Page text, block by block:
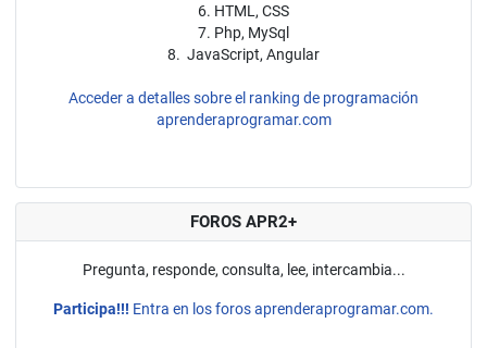
6. HTML, CSS
7. Php, MySql
8. JavaScript, Angular
Acceder a detalles sobre el ranking de programación
aprenderaprogramar.com
FOROS APR2+
Pregunta, responde, consulta, lee, intercambia...
Participa!!! Entra en los foros aprenderaprogramar.com.